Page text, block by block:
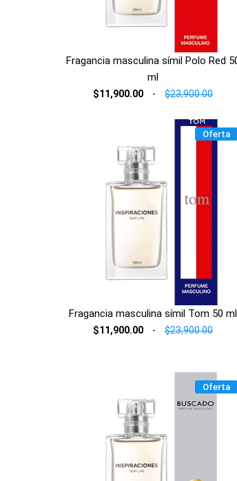
Fragancia masculina símil Polo Red
ml
$11,900.00 - $23,900.00
Oferta
Fragancia masculina símil Tom 50 ml
$11,900.00 - $23,900.00
Oferta